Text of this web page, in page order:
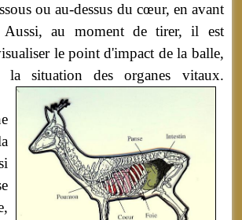
ou au-dessus du cœur, en avant
Aussi, au moment de tirer, il est
le point d'impact de la balle,
situation des organes vitaux.